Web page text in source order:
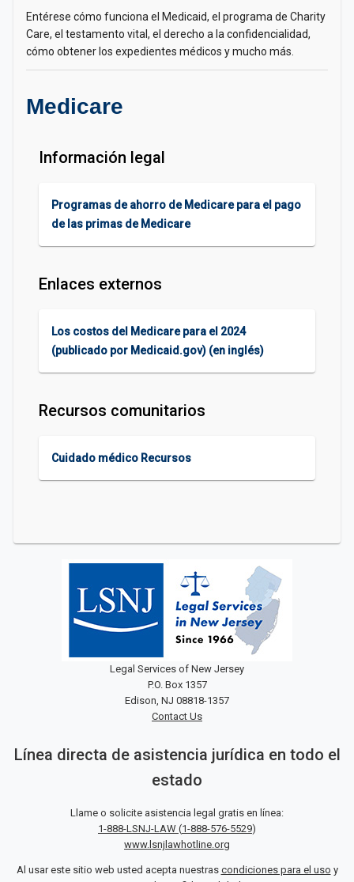
Entérese cómo funciona el Medicaid, el programa de Charity
Care, el testamento vital, el derecho a la confidencialidad,
cómo obtener los expedientes médicos y mucho más.
Medicare
Información legal
Programas de ahorro de Medicare para el pago
de las primas de Medicare
Enlaces externos
Los costos del Medicare para el 2024
(publicado por Medicaid.gov) (en inglés)
Recursos comunitarios
Cuidado médico Recursos
Legal Services of New Jersey
P.O. Box 1357
Edison, NJ 08818-1357
Contact Us
Línea directa de asistencia jurídica en todo el
estado
Llame o solicite asistencia legal gratis en línea:
1-888-LSNJ-LAW (1-888-576-5529)
www.lsnjlawhotline.org
Al usar este sitio web usted acepta nuestras condiciones para el uso y